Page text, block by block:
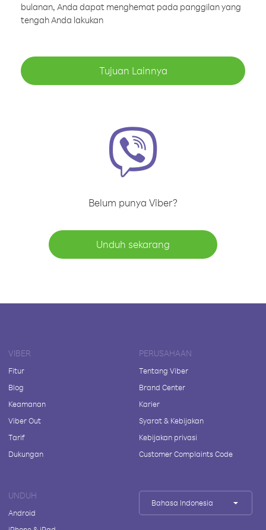
bulanan, Anda dapat menghemat pada panggilan yang
tengah Anda lakukan
Tujuan Lainnya
Belum punya Viber?
Unduh sekarang
VIBER
Fitur
Blog
Keamanan
Viber Out
Tarif
Dukungan
PERUSAHAAN
Tentang Viber
Brand Center
Karier
Syarat & Kebijakan
Kebijakan privasi
Customer Complaints Code
UNDUH
Android
Bahasa Indonesia